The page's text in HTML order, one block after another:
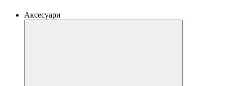
Аксесуари